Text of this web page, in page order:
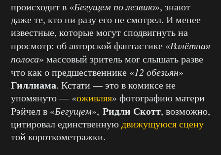
происходит в «Бегущем по лезвию», знают
даже те, кто ни разу его не смотрел. И менее
известные, которые могут сподвигнуть на
просмотр: об авторской фантастике «Взлётная
полоса» массовый зритель мог слышать разве
что как о предшественнике «12 обезьян»
Гиллиама. Кстати — это в комиксе не
упомянуто — «оживляя» фотографию матери
Рэйчел в «Бегущем», Ридли Скотт, возможно,
цитировал единственнуюдвижущуюся сцену
той короткометражки.